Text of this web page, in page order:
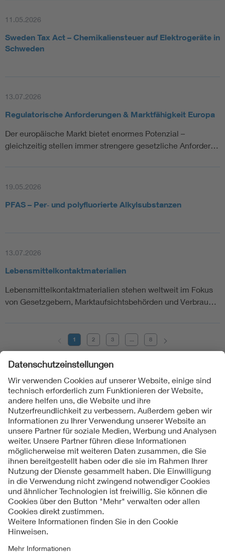
11.05.2026
Sweden Tax Act – Chemikaliensteuer auf Elektrogeräte in
Schweden
13.07.2026
Regulatorische Anforderungen & Marktfähigkeit Europa
Der europäische Markt bietet enormes Potenzial –
gleichzeitig stellen immer strengere gesetzliche Anforder…
19.05.2026
PFAS – Per‑ und polyfluorierte Alkylsubstanzen
13.07.2026
Lebensmittelkontaktmaterialien
Lebensmittelkontaktmaterialien stehen weltweit im Fokus
von Gesetzgebern, Marktaufsichtsbehörden und Verbrau…
1 2 3 ... 8
Folgen Sie uns
Kontakte
Service
Impressum
Datenschutzinformationen
Cookie Hinweise